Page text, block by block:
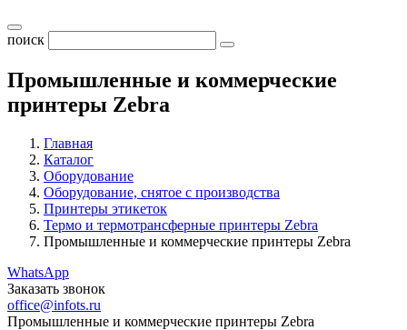
поиск
Промышленные и коммерческие
принтеры Zebra
Главная
Каталог
Оборудование
Оборудование, снятое с производства
Принтеры этикеток
Термо и термотрансферные принтеры Zebra
Промышленные и коммерческие принтеры Zebra
WhatsApp
Заказать звонок
office@infots.ru
Промышленные и коммерческие принтеры Zebra